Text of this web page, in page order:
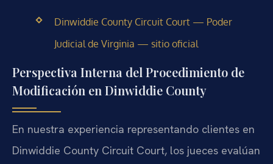
Dinwiddie County Circuit Court — Poder
Judicial de Virginia — sitio oficial
Perspectiva Interna del Procedimiento de
Modificación en Dinwiddie County
En nuestra experiencia representando clientes en
Dinwiddie County Circuit Court, los jueces evalúan